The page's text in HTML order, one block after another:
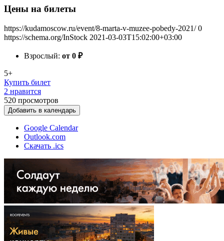
Цены на билеты
https://kudamoscow.ru/event/8-marta-v-muzee-pobedy-2021/ 0
https://schema.org/InStock 2021-03-03T15:02:00+03:00
Взрослый: от 0 ₽
5+
Купить билет
2 нравится
520 просмотров
Добавить в календарь
Google Calendar
Outlook.com
Скачать .ics